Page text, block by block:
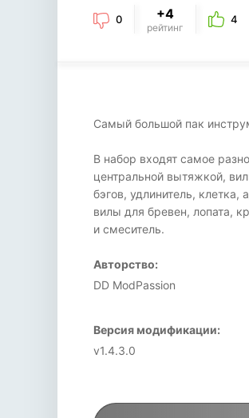
0 +4
рейтинг
4
Самый большой пак
В набор входят самое
центральной вытяжкой,
бэгов, удлинитель,
вилы для бревен, лопата,
и смеситель.
Авторство:
DD ModPassion
Версия модификации:
v1.4.3.0